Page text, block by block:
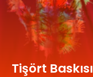
Tişört Baskısı